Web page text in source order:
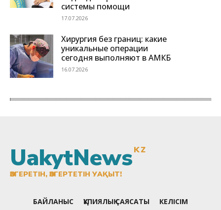
UakytNewsKZ
ӨЗГЕРЕТІН, ӨЗГЕРТЕТІН УАҚЫТ!
БАЙЛАНЫС ҚҰПИЯЛЫҚ САЯСАТЫ КЕЛІСІМ